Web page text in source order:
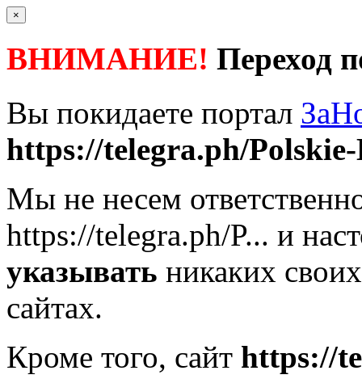
×
ВНИМАНИЕ! Переход
Вы покидаете портал
https://telegra.ph/
Мы не несем
https://telegra.ph/P... и
указывать никаких
сайтах.
Кроме того, сайт https://